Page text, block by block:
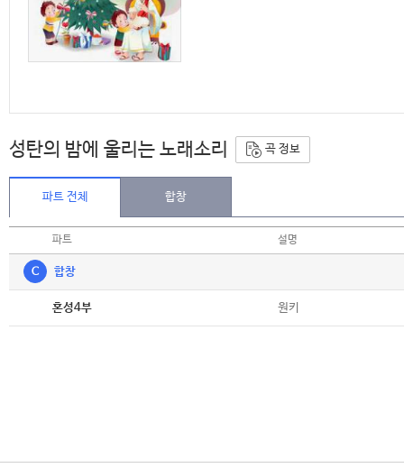
성탄의 밤에 울리는 노래소리 곡 정보
파트 전체 합창
파트 설명
C 합창
혼성4부 원키